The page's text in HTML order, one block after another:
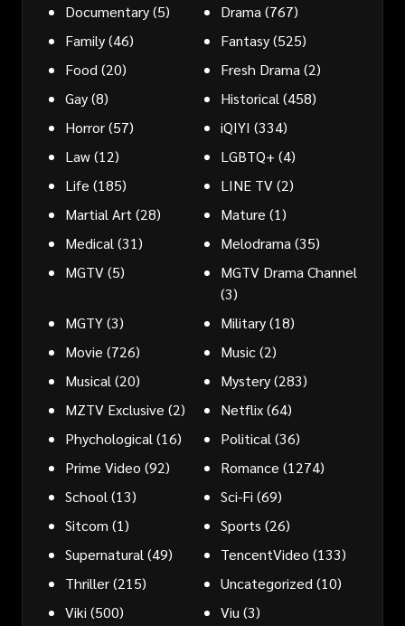
Documentary(5) Drama (767)
Family(46) Fantasy(525)
Food (20) Fresh Drama (2)
Gay(8) Historical (458)
Horror(57) iQIYI (334)
Law(12) LGBTQ+ (4)
Life (185) LINE TV(2)
Martial Art (28) Mature (1)
Medical (31) Melodrama (35)
MGTV(5)
MGTV Drama Channel
(3)
MGTY(3) Military(18)
Movie (726) Music(2)
Musical (20) Mystery(283)
MZTV Exclusive (2) Netflix(64)
Phychological (16) Political (36)
Prime Video (92) Romance (1274)
School (13) Sci-Fi (69)
Sitcom (1) Sports (26)
Supernatural (49) TencentVideo (133)
Thriller(215) Uncategorized (10)
Viki (500) Viu (3)